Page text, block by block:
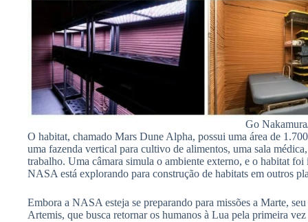
Go
O habitat, chamado Mars Dune Alpha, possui uma área de
uma fazenda vertical para cultivo de alimentos, uma sala
trabalho. Uma câmara simula o ambiente externo, e o habitat
NASA está explorando para construção de habitats em outros
Embora a NASA esteja se preparando para missões a Marte,
Artemis, que busca retornar os humanos à Lua pela primeira